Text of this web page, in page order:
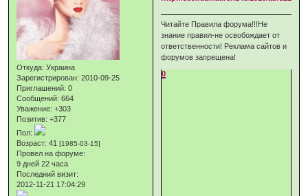
Откуда: Украина
Зарегистрирован: 2010-09-25
Приглашений: 0
Сообщений: 664
Уважение: +303
Позитив: +377
Пол:
Возраст: 41[1985-03-15]
Провел на форуме:
9 дней 22 часа
Последний визит:
2012-11-21 17:04:29
Читайте Правила форума!!!Не
знание правил-не освобождает от
ответственности! Реклама сайтов и
форумов запрещена!
0